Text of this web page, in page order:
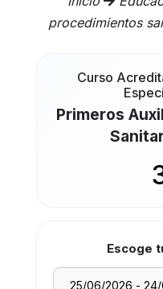
procedimientos
Curso
Primeros
Escoge